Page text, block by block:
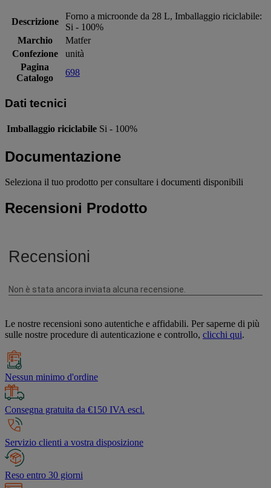
Descrizione
Forno a microonde da 28 L, Imballaggio riciclabile:
Si - 100%
Marchio
Matfer
Confezione
unità
Pagina
Catalogo
698
Dati tecnici
Imballaggio riciclabile Si - 100%
Documentazione
Seleziona il tuo prodotto per consultare i documenti disponibili
Recensioni Prodotto
Le nostre recensioni sono autentiche e affidabili. Per saperne di più
sulle nostre procedure di autenticazione e controllo, clicchi qui.
Nessun minimo d'ordine
Consegna gratuita da €150 IVA escl.
Servizio clienti a vostra disposizione
Reso entro 30 giorni